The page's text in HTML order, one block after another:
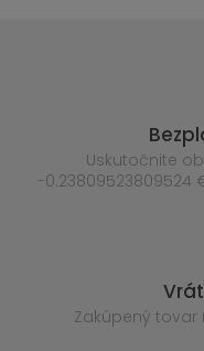
Uskutočnite
-0.23809523809524
Zakúpený tovar